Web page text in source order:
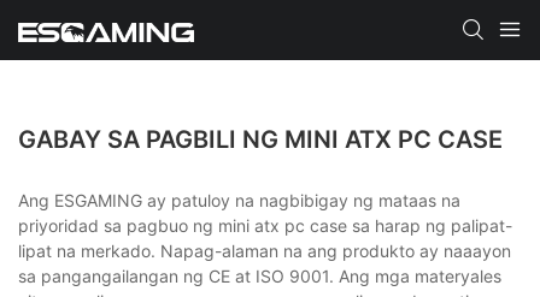
GABAY SA PAGBILI NG MINI ATX PC CASE
Ang ESGAMING ay patuloy na nagbibigay ng mataas na
priyoridad sa pagbuo ng mini atx pc case sa harap ng palipat-
lipat na merkado. Napag-alaman na ang produkto ay naaayon
sa pangangailangan ng CE at ISO 9001. Ang mga materyales